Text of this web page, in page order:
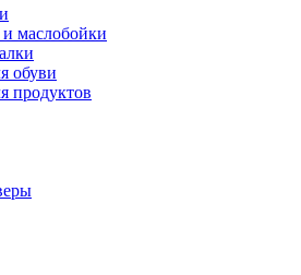
маслобойки
обуви
продуктов